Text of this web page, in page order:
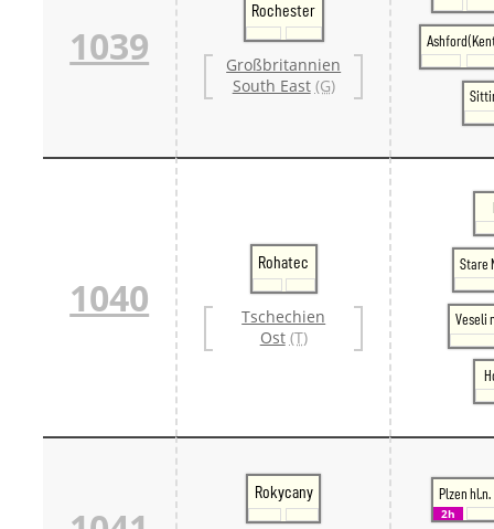
1039
Rochester
Großbritannien
South East (G)
1040
Rohatec
Tschechien
Ost (T)
Stare
Veseli
Rokycany
Plzen hl.n.
2h